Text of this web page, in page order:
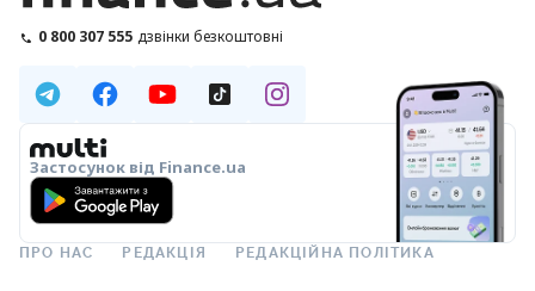
0 800 307 555 дзвінки безкоштовні
Застосунок від Finance.ua
ПРО НАС РЕДАКЦІЯ РЕДАКЦІЙНА ПОЛІТИКА